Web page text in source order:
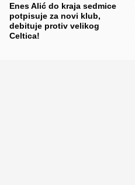
Enes Alić do kraja sedmice
potpisuje za novi klub,
debituje protiv velikog
Celtica!